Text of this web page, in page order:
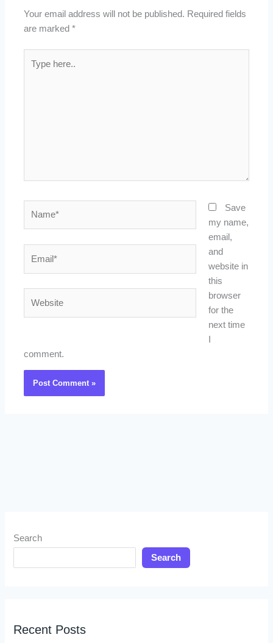
Your email address will not be published. Required fields
are marked*
here..
Save
my name,
email,
and
website in
this
browser
for the
next time
I
comment.
Search
Search
Recent Posts